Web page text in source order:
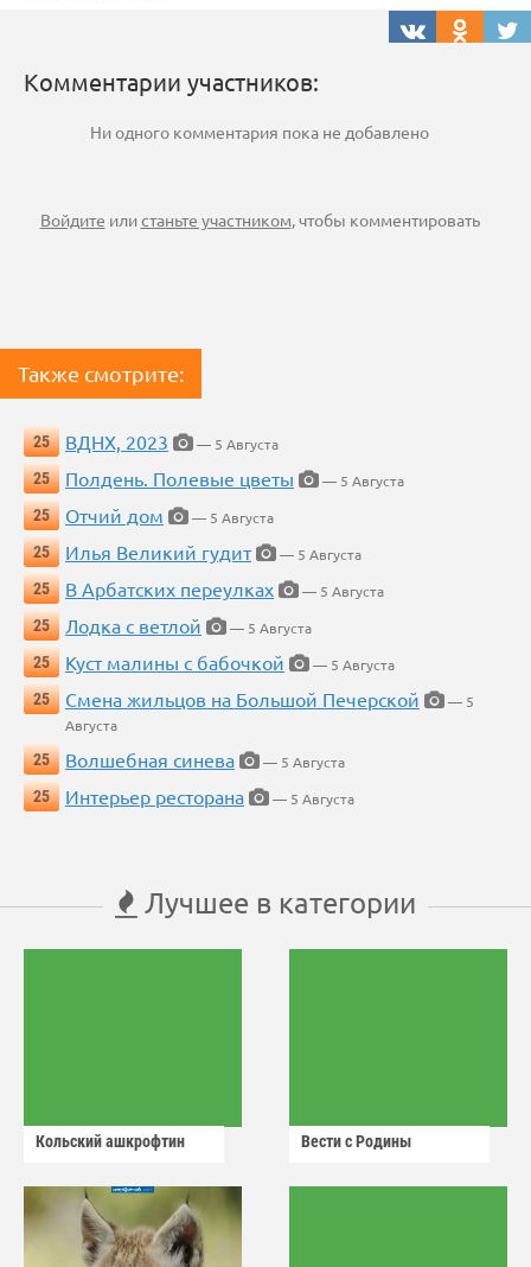
Комментарии участников:
Ни одного комментария пока не добавлено
Войдите илистаньте участником, чтобы комментировать
Также смотрите:
25 ВДНХ, 2023
— 5 Августа
25
Полдень. Полевые цветы
— 5 Августа
25
Отчий дом
— 5 Августа
25
Илья Великий гудит
— 5 Августа
25
В Арбатских переулках
— 5 Августа
25
Лодка с ветлой
— 5 Августа
25
Куст малины с бабочкой
— 5 Августа
25
Смена жильцов на Большой Печерской
— 5
Августа
25
Волшебная синева
— 5 Августа
25
Интерьер ресторана — 5 Августа
Лучшее в категории
Кольский ашкрофтин Вести с Родины